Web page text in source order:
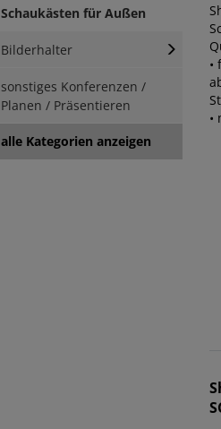
Schaukästen für Außen
Bilderhalter
sonstiges Konferenzen /
Planen / Präsentieren
alle Kategorien anzeigen
•
•